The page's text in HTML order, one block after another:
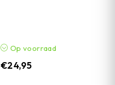
Op voorraad
€24,95